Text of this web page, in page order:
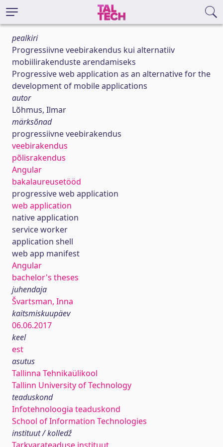
pealkiri
Progressiivne veebirakendus kui alternatiiv
mobiilirakenduste arendamiseks
Progressive web application as an alternative for the
development of mobile applications
autor
Lõhmus, Ilmar
märksõnad
progressiivne veebirakendus
veebirakendus
põlisrakendus
Angular
bakalaureusetööd
progressive web application
web application
native application
service worker
application shell
web app manifest
Angular
bachelor's theses
juhendaja
Švartsman, Inna
kaitsmiskuupäev
06.06.2017
keel
est
asutus
Tallinna Tehnikaülikool
Tallinn University of Technology
teaduskond
Infotehnoloogia teaduskond
School of Information Technologies
instituut / kolledž